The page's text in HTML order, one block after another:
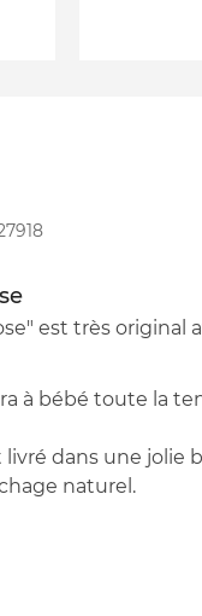
est très original
à bébé toute la
dans une jolie
naturel.